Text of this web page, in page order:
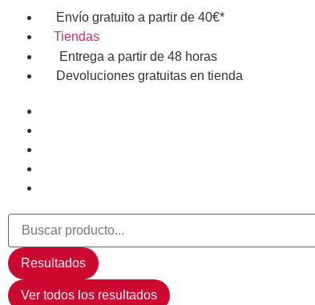
Envío gratuito a partir de 40€*
Tiendas
Entrega a partir de 48 horas
Devoluciones gratuitas en tienda
Resultados
Ver todos los resultados